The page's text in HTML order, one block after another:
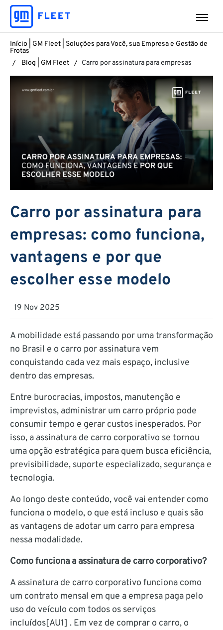
Início | GM Fleet | Soluções para Você, sua Empresa e Gestão de
Frotas
Blog | GM Fleet
Carro por assinatura para empresas
Carro por assinatura para
empresas: como funciona,
vantagens e por que
escolher esse modelo
19 Nov 2025
A mobilidade está passando por uma transformação
no Brasil e o carro por assinatura vem
conquistando cada vez mais espaço, inclusive
dentro das empresas.
Entre burocracias, impostos, manutenção e
imprevistos, administrar um carro próprio pode
consumir tempo e gerar custos inesperados. Por
isso, a assinatura de carro corporativo se tornou
uma opção estratégica para quem busca eficiência,
previsibilidade, suporte especializado, segurança e
tecnologia.
Ao longo deste conteúdo, você vai entender como
funciona o modelo, o que está incluso e quais são
as vantagens de adotar um carro para empresa
nessa modalidade.
Como funciona a assinatura de carro corporativo?
A assinatura de carro corporativo funciona como
um contrato mensal em que a empresa paga pelo
uso do veículo com todos os serviços
incluídos[AU1] . Em vez de comprar o carro, o